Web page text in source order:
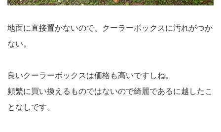
地面に直接置かないので、クーラーボックスに汚れがつか
ない。
良いクーラーボックスは価格も高いですしね。
頻繁に買い換えるものではないので綺麗であるに越したこ
となしです。